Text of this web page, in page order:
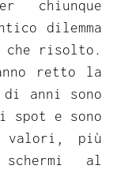
chiunque
dilemma
che risolto.
retto la
anni sono
e sono
valori, più
al